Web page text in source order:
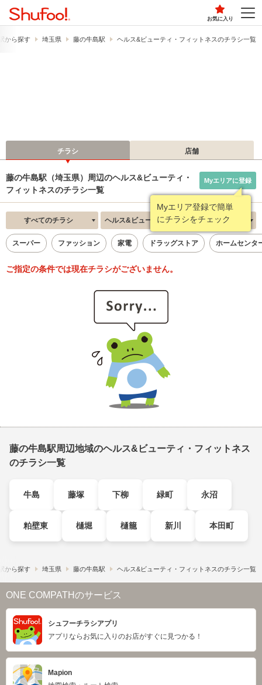
お気に入り
から探す 埼玉県 藤の牛島駅 ヘルス&ビューティ・フィットネスのチラシ一覧
チラシ 店舗
藤の牛島駅（埼玉県）周辺のヘルス&ビューティ・
フィットネスのチラシ一覧
Myエリア登録で簡単
にチラシをチェック
Myエリアに登録
すべてのチラシ ヘルス&ビューティ・フィットネス 新着順
スーパー ファッション 家電 ドラッグストア ホームセンタ
ご指定の条件では現在チラシがございません。
藤の牛島駅周辺地域のヘルス&ビューティ・フィットネス
のチラシ一覧
牛島 藤塚 下柳 緑町 永沼
粕壁東 樋堀 樋籠 新川 本田町
から探す 埼玉県 藤の牛島駅 ヘルス&ビューティ・フィットネスのチラシ一覧
ONE COMPATHのサービス
シュフーチラシアプリ
アプリならお気に入りのお店がすぐに見つかる！
Mapion